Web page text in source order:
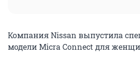
Компания Nissan выпустила
модели Micra Connect для